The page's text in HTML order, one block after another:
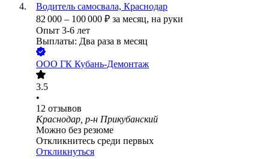
Водитель самосвала, Краснодар
82 000 – 100 000 ₽ за месяц, на руки
Опыт 3-6 лет
Выплаты: Два раза в месяц
ООО ГК Кубань-Демонтаж
3.5
•
12 отзывов
Краснодар, р-н Прикубанский
Можно без резюме
Откликнитесь среди первых
Откликнуться